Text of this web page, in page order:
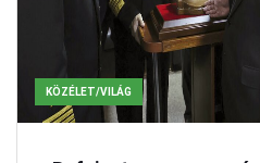
KÖZÉLET/VILÁG